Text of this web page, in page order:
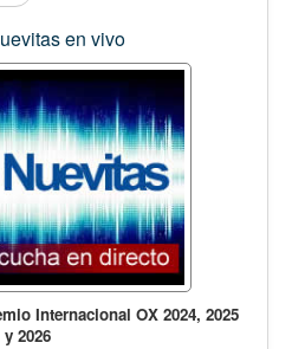
en vivo
Internacional OX 2024, 2025
y 2026